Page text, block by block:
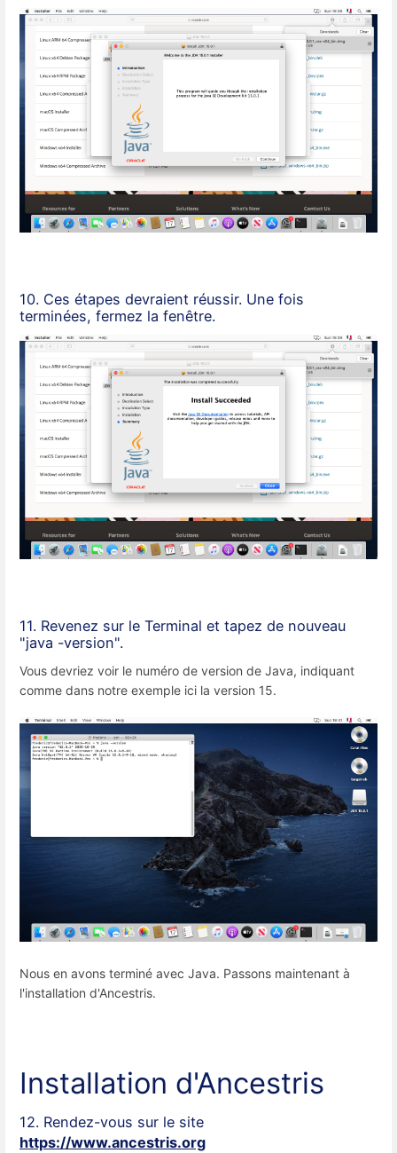
10. Ces étapes devraient réussir. Une fois
terminées, fermez la fenêtre.
11. Revenez sur le Terminal et tapez de nouveau
"java -version".
Vous devriez voir le numéro de version de Java, indiquant
comme dans notre exemple ici la version 15.
Nous en avons terminé avec Java. Passons maintenant à
l'installation d'Ancestris.
Installation d'Ancestris
12. Rendez-vous sur le site
https://www.ancestris.org